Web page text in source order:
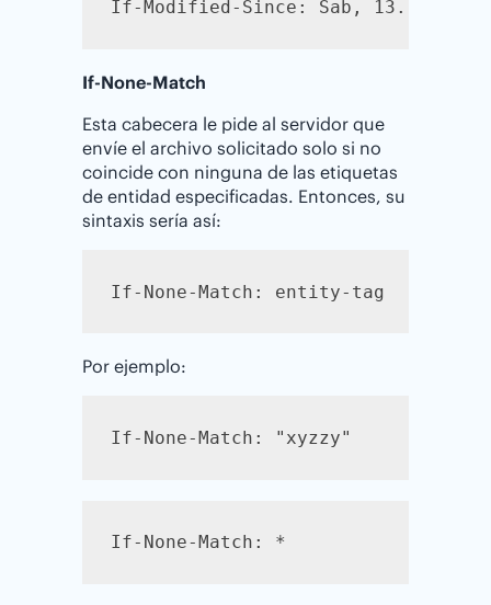
If-Modified-Since: Sab, 13. Oct.
If-None-Match
Esta cabecera le pide al servidor que
envíe el archivo solicitado solo si no
coincide con ninguna de las etiquetas
de entidad especificadas. Entonces, su
sintaxis sería así:
If-None-Match: entity-tag
Por ejemplo:
If-None-Match: "xyzzy"
If-None-Match: *